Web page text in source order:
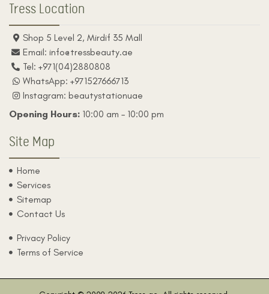
Tress Location
Shop 5 Level 2, Mirdif 35 Mall
Email: info@tressbeauty.ae
Tel: +971(04)2880808
WhatsApp: +971527666713
Instagram: beautystationuae
Opening Hours: 10:00 am – 10:00 pm
Site Map
Home
Services
Sitemap
Contact Us
Privacy Policy
Terms of Service